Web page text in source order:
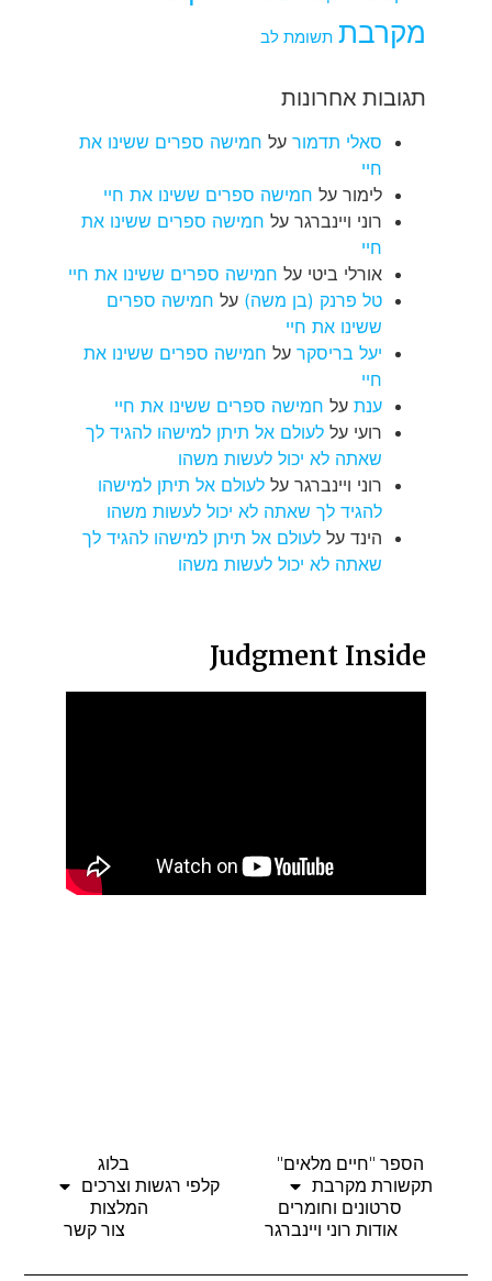
מקרבת תשומת לב
תגובות אחרונות
סאלי תדמור על חמישה ספרים ששינו את
חיי
לימור על חמישה ספרים ששינו את חיי
רוני ויינברגר על חמישה ספרים ששינו את
חיי
אורלי ביטי על חמישה ספרים ששינו את חיי
טל פרנק (בן משה) על חמישה ספרים
ששינו את חיי
יעל בריסקר על חמישה ספרים ששינו את
חיי
ענת על חמישה ספרים ששינו את חיי
רועי על לעולם אל תיתן למישהו להגיד לך
שאתה לא יכול לעשות משהו
רוני ויינברגר על לעולם אל תיתן למישהו
להגיד לך שאתה לא יכול לעשות משהו
הינד על לעולם אל תיתן למישהו להגיד לך
שאתה לא יכול לעשות משהו
Judgment Inside
הספר "חיים מלאים"
בלוג
תקשורת מקרבת
קלפי רגשות וצרכים
סרטונים וחומרים
המלצות
אודות רוני ויינברגר
צור קשר